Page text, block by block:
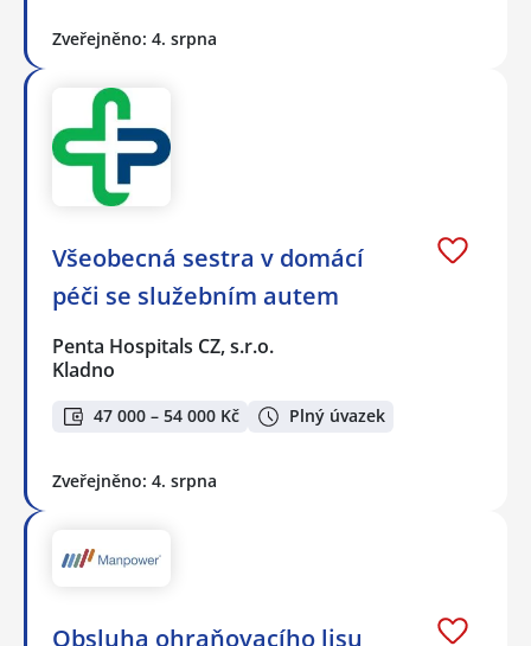
Zveřejněno: 4. srpna
Všeobecná sestra v domácí
péči se služebním autem
Penta Hospitals CZ, s.r.o.
Kladno
47 000 – 54 000 Kč Plný úvazek
Zveřejněno: 4. srpna
Obsluha ohraňovacího lisu